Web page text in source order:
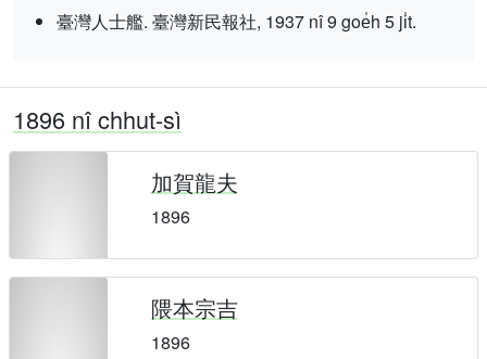
臺灣人士艦. 臺灣新民報社, 1937 nî 9 goe̍h 5 ji̍t.
1896 nî chhut-sì
加賀龍夫
1896
隈本宗吉
1896